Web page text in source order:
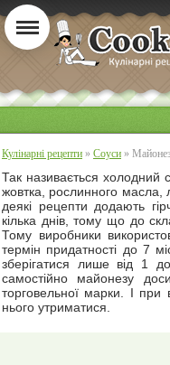
Кулінарні рецепти » Соуси »
Так називається холодний
жовтка, рослинного масла,
деякі рецепти додають
кілька днів, тому що до
Тому виробники
термін придатності до 7
зберігатися лише від 1
самостійно майонезу
торговельної марки. І при
нього утриматися.